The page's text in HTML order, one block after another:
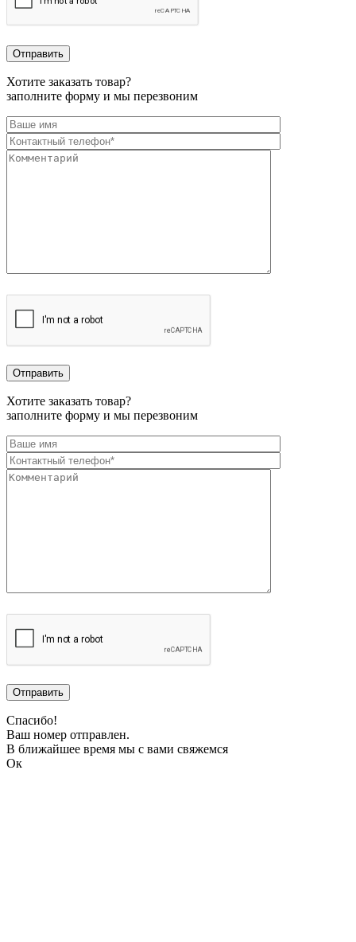
Хотите заказать товар?
заполните форму и мы перезвоним
Хотите заказать товар?
заполните форму и мы перезвоним
Спасибо!
Ваш номер отправлен.
В ближайшее время мы с вами свяжемся
Ок